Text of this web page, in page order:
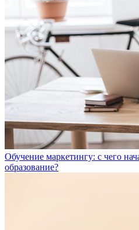
Обучение маркетингу: с чего
образование?